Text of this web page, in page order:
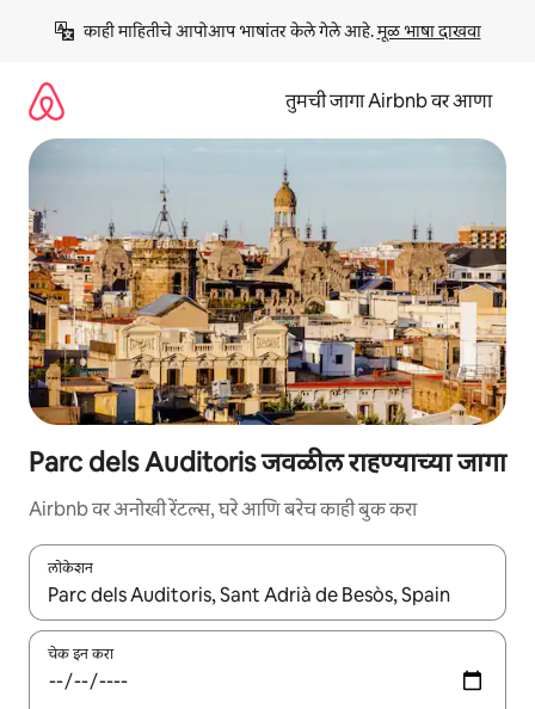
काही माहितीचे आपोआप भाषांतर केले गेले आहे. मूळ भाषा दाखवा
तुमची जागा Airbnb वर आणा
Parc dels Auditoris जवळील राहण्याच्या जागा
Airbnb वर अनोखी रेंटल्स, घरे आणि बरेच काही बुक करा
लोकेशन
जेव्हा परिणाम उपलब्ध असतील, तेव्हा वरच्या आणि खाली बाणांच्या किजसह
चेक इन करा